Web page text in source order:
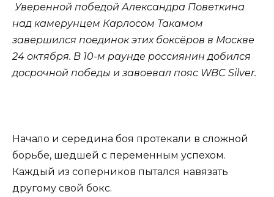
Уверенной победой Александра Поветкина
над камерунцем Карлосом Такамом
завершился поединок этих боксёров в Москве
24 октября. В 10-м раунде россиянин добился
досрочной победы и завоевал пояс WBC Silver.
Начало и середина боя протекали в сложной
борьбе, шедшей с переменным успехом.
Каждый из соперников пытался навязать
другому свой бокс.